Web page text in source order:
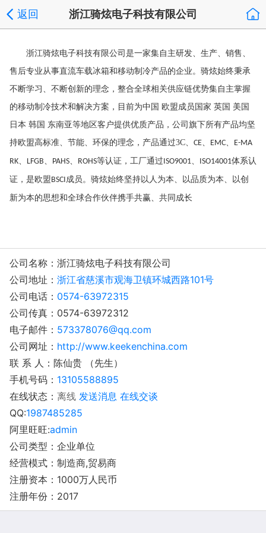
返回 浙江骑炫电子科技有限公司
浙江骑炫电子科技有限公司是一家集自主研发、生产、销售、
售后专业从事直流车载冰箱和移动制冷产品的企业。骑炫始终秉承
不断学习、不断创新的理念，整合全球相关供应链优势集自主掌握
的移动制冷技术和解决方案，目前为中国 欧盟成员国家 英国 美国
日本 韩国 东南亚等地区客户提供优质产品，公司旗下所有产品均坚
持欧盟高标准、节能、环保的理念，产品通过3C、 CE、 EMC、 E-MA
RK、 LFGB、 PAHS、 ROHS等认证，工厂通过ISO9001、 ISO14001体系认
证，是欧盟BSCI成员。骑炫始终坚持以人为本、以品质为本、以创
新为本的思想和全球合作伙伴携手共赢、共同成长
公司名称：浙江骑炫电子科技有限公司
公司地址： 浙江省慈溪市观海卫镇环城西路101号
公司电话： 0574-63972315
公司传真：0574-63972312
电子邮件： 573378076@qq.com
公司网址： http://www.keekenchina.com
联 系 人：陈仙贵 （先生）
手机号码： 13105588895
在线状态： 离线 发送消息 在线交谈
QQ:1987485285
阿里旺旺:admin
公司类型：企业单位
经营模式：制造商,贸易商
注册资本：1000万人民币
注册年份：2017